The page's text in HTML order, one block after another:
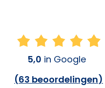
5,0 in Google
(63 beoordelingen)